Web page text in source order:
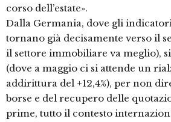
corso dell’estate».
Dalla Germania, dove gli
tornano già decisamente verso il
il settore immobiliare va meglio),
(dove a maggio ci si attende un
addirittura del +12,4%), per non
borse e del recupero delle
prime, tutto il contesto